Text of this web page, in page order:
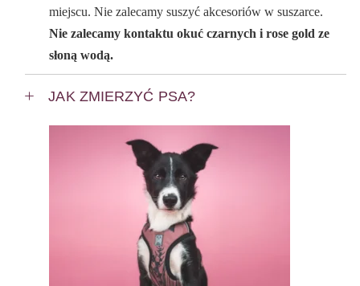
miejscu. Nie zalecamy suszyć akcesoriów w suszarce.
Nie zalecamy kontaktu okuć czarnych i rose gold ze
słoną wodą.
JAK ZMIERZYĆ PSA?